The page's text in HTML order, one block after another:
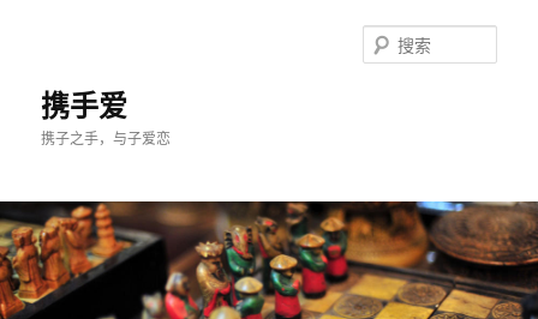
携手爱
携子之手，与子爱恋
索